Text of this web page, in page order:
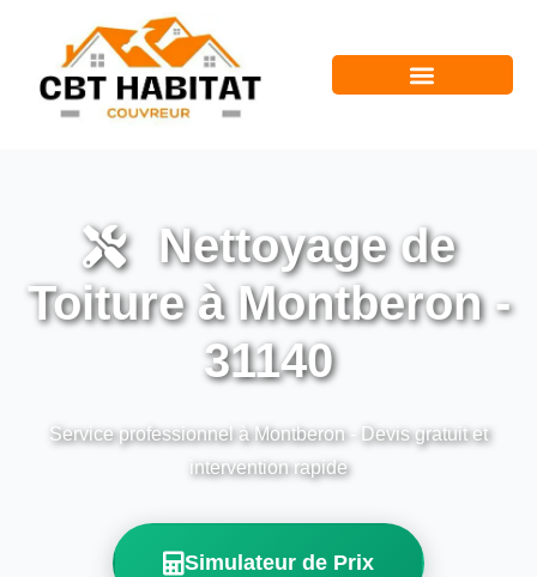
Nettoyage de
Toiture à Montberon -
31140
Service professionnel à Montberon - Devis gratuit et
intervention rapide
Simulateur de Prix